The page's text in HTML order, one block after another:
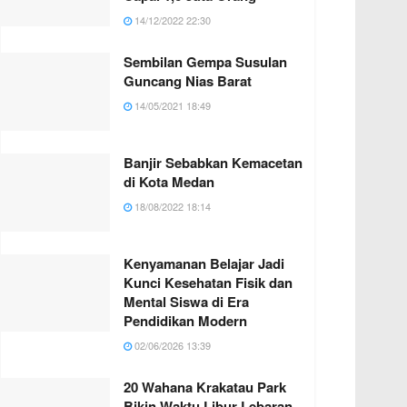
14/12/2022 22:30
Sembilan Gempa Susulan
Guncang Nias Barat
14/05/2021 18:49
Banjir Sebabkan Kemacetan
di Kota Medan
18/08/2022 18:14
Kenyamanan Belajar Jadi
Kunci Kesehatan Fisik dan
Mental Siswa di Era
Pendidikan Modern
02/06/2026 13:39
20 Wahana Krakatau Park